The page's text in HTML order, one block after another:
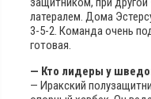
латералем. Дома
3-5-2. Команда очень
готовая.
— Кто лидеры у
— Иракский